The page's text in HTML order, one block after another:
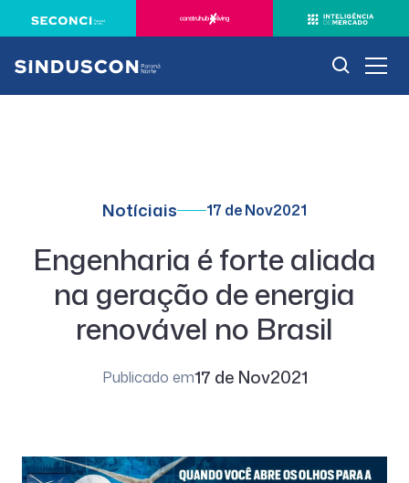
Notíciais 17 de Nov2021
Engenharia é forte aliada
na geração de energia
renovável no Brasil
Publicado em17 de Nov2021